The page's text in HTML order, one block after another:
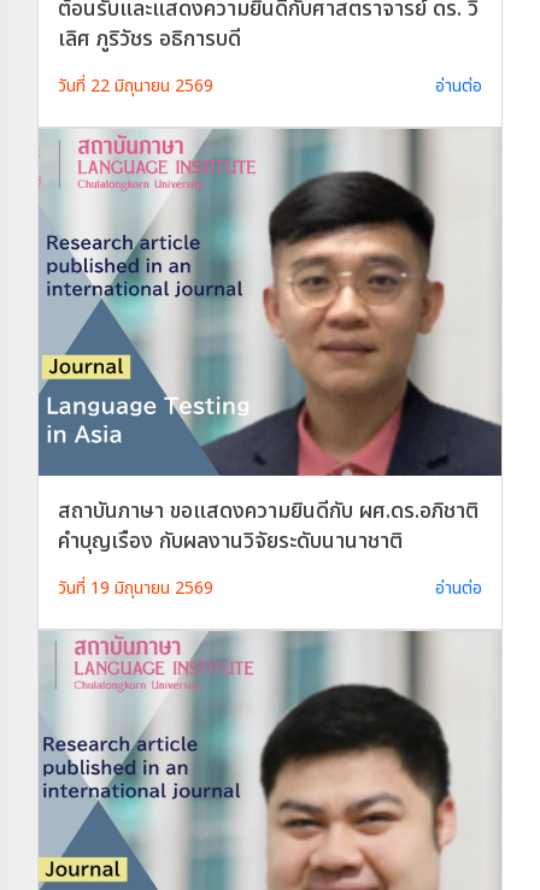
ต้อนรับและแสดงความยินดีกับศาสตราจารย์ ดร. วิ
เลิศ ภูริวัชร อธิการบดี
วันที่ 22 มิถุนายน 2569 อ่านต่อ
สถาบันภาษา ขอแสดงความยินดีกับ ผศ.ดร.อภิชาติ
คำบุญเรือง กับผลงานวิจัยระดับนานาชาติ
วันที่ 19 มิถุนายน 2569 อ่านต่อ